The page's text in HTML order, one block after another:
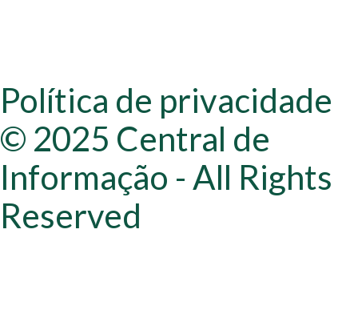
Política de privacidade
© 2025 Central de
Informação - All Rights
Reserved